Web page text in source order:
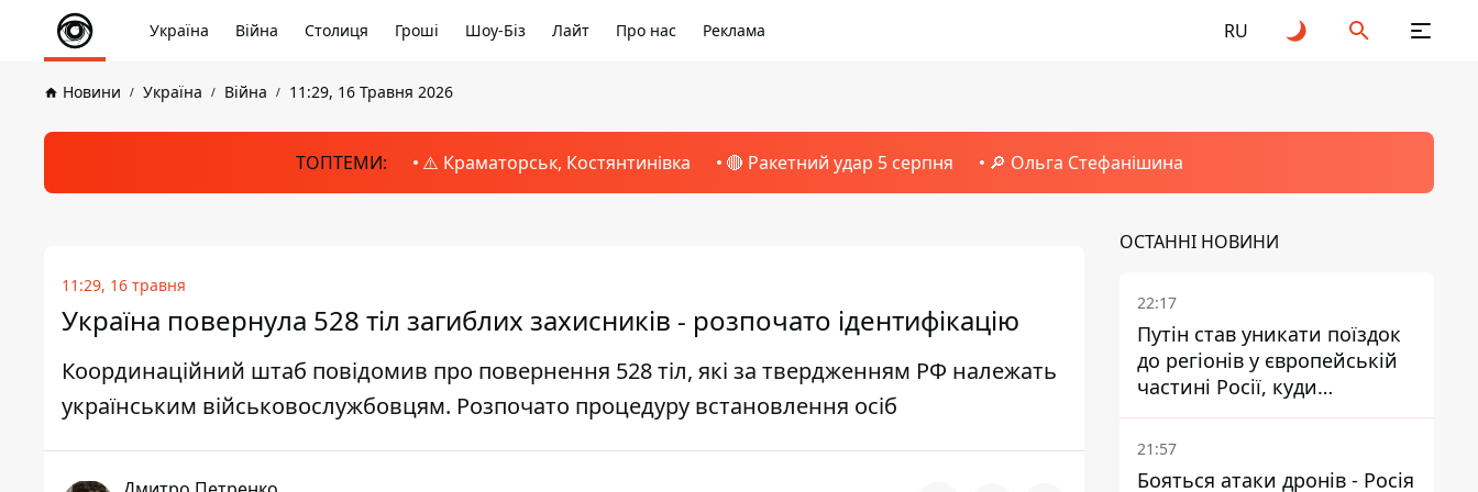
Україна Війна Столиця Гроші Шоу-Біз Лайт Про нас Реклама RU
Новини Україна Війна 11:29, 16 Травня 2026
ТОПТЕМИ: ⚠️ Краматорськ, Костянтинівка 🔴 Ракетний удар 5 серпня 🔎 Ольга Стефанішина
11:29, 16 травня
Україна повернула 528 тіл загиблих захисників - розпочато ідентифікацію
Координаційний штаб повідомив про повернення 528 тіл, які за твердженням РФ належать
українським військовослужбовцям. Розпочато процедуру встановлення осіб
ОСТАННІ НОВИНИ
22:17
Путін став уникати поїздок
до регіонів у європейській
частині Росії, куди
регулярно долітають дрони
21:57
Бояться атаки дронів - Росія